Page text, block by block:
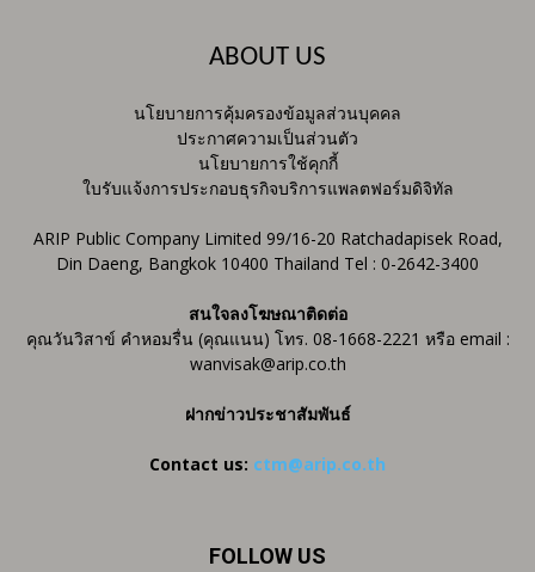
ABOUT US
นโยบายการคุ้มครองข้อมูลส่วนบุคคล
ประกาศความเป็นส่วนตัว
นโยบายการใช้คุกกี้
ใบรับแจ้งการประกอบธุรกิจบริการแพลตฟอร์มดิจิทัล
ARIP Public Company Limited 99/16-20 Ratchadapisek Road,
Din Daeng, Bangkok 10400 Thailand Tel : 0-2642-3400
สนใจลงโฆษณาติดต่อ
คุณวันวิสาข์ คำหอมรื่น (คุณแนน) โทร. 08-1668-2221 หรือ email :
wanvisak@arip.co.th
ฝากข่าวประชาสัมพันธ์
Contact us: ctm@arip.co.th
FOLLOW US